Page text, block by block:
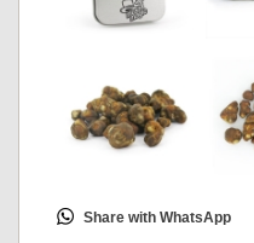
Share with WhatsApp